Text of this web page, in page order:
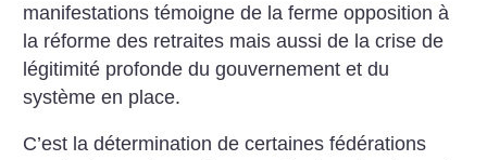
manifestations témoigne de la ferme opposition à
la réforme des retraites mais aussi de la crise de
légitimité profonde du gouvernement et du
système en place.
C’est la détermination de certaines fédérations